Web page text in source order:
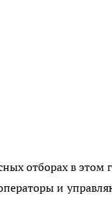
отборах в
и